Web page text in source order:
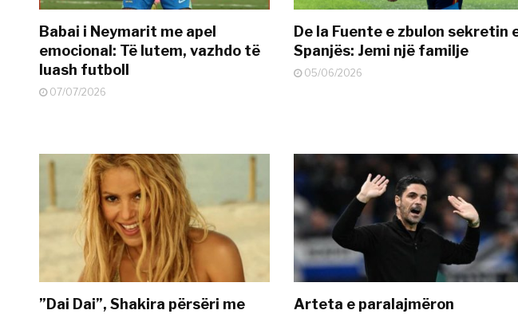
Babai i Neymarit me apel
emocional: Të lutem, vazhdo të
luash futboll
07/07/2026
De la Fuente e zbulon sekretin
Spanjës: Jemi një familje
05/06/2026
”Dai Dai”, Shakira përsëri me
Arteta e paralajmëron